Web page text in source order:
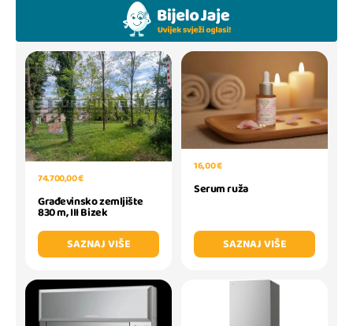
74.700,00 €
Građevinsko zemljište
830 m, III Bizek
SAZNAJ VIŠE
16,00 €
Serum ruža
SAZNAJ VIŠE